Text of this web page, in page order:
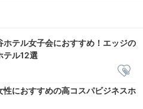
ホテル女子会におすすめ！エッジの
テル12選
性におすすめの高コスパビジネスホ